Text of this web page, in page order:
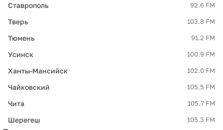
Ставрополь 92.6 FM
Тверь 103.8 FM
Тюмень 91.2 FM
Усинск 100.9 FM
Ханты-Мансийск 102.0 FM
Чайковский 105.5 FM
Чита 105.7 FM
Шерегеш 105.3 FM